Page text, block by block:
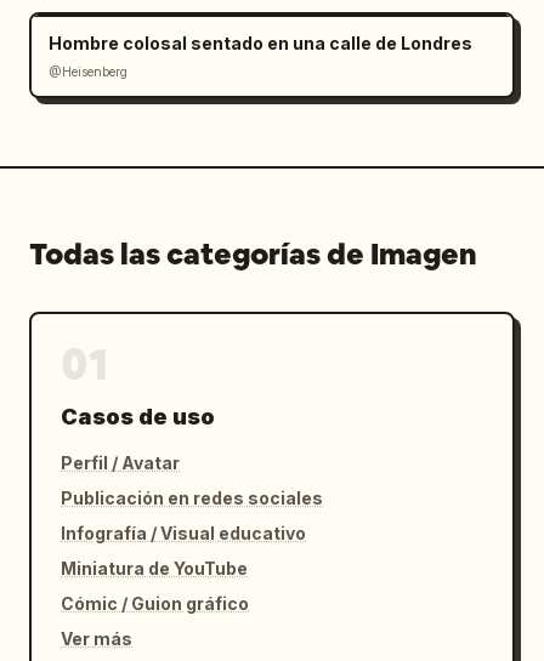
Hombre colosal sentado en una calle de Londres
@Heisenberg
Todas las categorías de Imagen
Casos de uso
Perfil / Avatar
Publicación en redes sociales
Infografía / Visual educativo
Miniatura de YouTube
Cómic / Guion gráfico
Ver más